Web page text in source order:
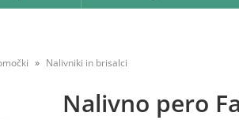
Nalivniki in brisalci
Nalivno pero